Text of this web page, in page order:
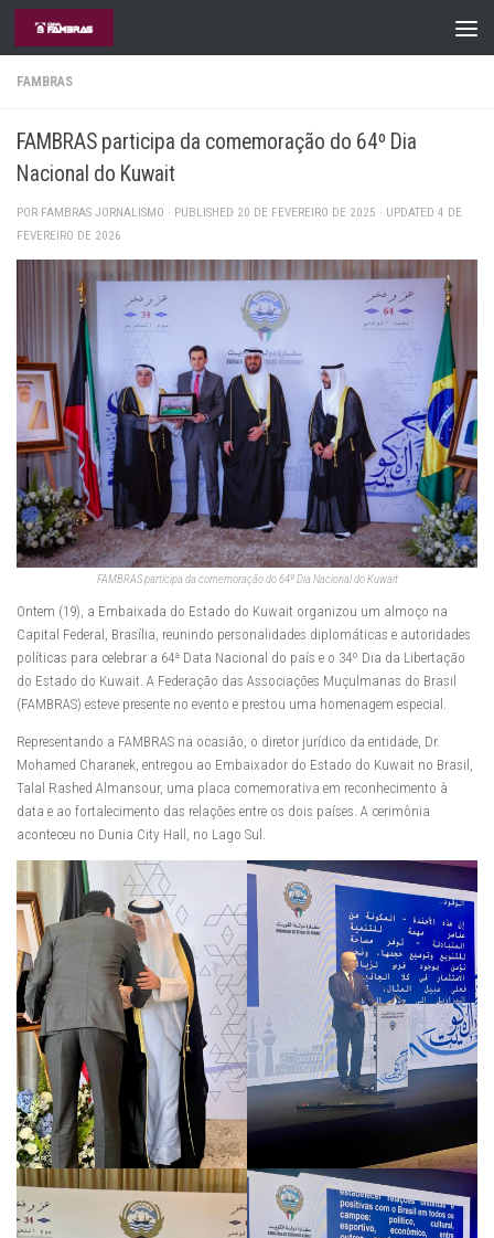
Skip to content
FAMBRAS
FAMBRAS participa da comemoração do 64º Dia
Nacional do Kuwait
POR FAMBRAS JORNALISMO · PUBLISHED 20 DE FEVEREIRO DE 2025 · UPDATED 4 DE
FEVEREIRO DE 2026
FAMBRAS participa da comemoração do 64º Dia Nacional do Kuwait
Ontem (19), a Embaixada do Estado do Kuwait organizou um almoço na
Capital Federal, Brasília, reunindo personalidades diplomáticas e autoridades
políticas para celebrar a 64ª Data Nacional do país e o 34º Dia da Libertação
do Estado do Kuwait. A Federação das Associações Muçulmanas do Brasil
(FAMBRAS) esteve presente no evento e prestou uma homenagem especial.
Representando a FAMBRAS na ocasião, o diretor jurídico da entidade, Dr.
Mohamed Charanek, entregou ao Embaixador do Estado do Kuwait no Brasil,
Talal Rashed Almansour, uma placa comemorativa em reconhecimento à
data e ao fortalecimento das relações entre os dois países. A cerimônia
aconteceu no Dunia City Hall, no Lago Sul.